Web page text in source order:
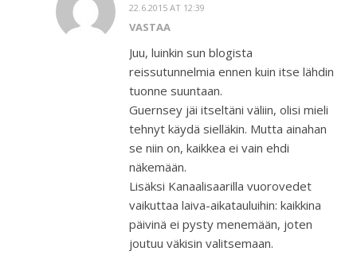
22.6.2015 AT 12:39
VASTAA
Juu, luinkin sun blogista
reissutunnelmia ennen kuin itse lähdin
tuonne suuntaan.
Guernsey jäi itseltäni väliin, olisi mieli
tehnyt käydä sielläkin. Mutta ainahan
se niin on, kaikkea ei vain ehdi
näkemään.
Lisäksi Kanaalisaarilla vuorovedet
vaikuttaa laiva-aikatauluihin: kaikkina
päivinä ei pysty menemään, joten
joutuu väkisin valitsemaan.